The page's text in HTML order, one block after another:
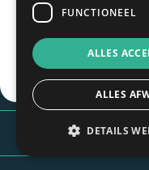
Bear’s Factory
FUNCTIONEEL
ALLES
ALLES
DETAILS